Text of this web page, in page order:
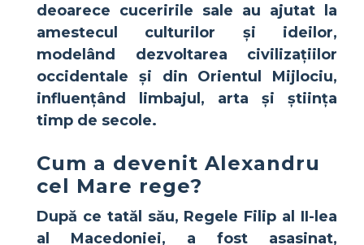
deoarece cuceririle sale au ajutat la
amestecul culturilor și ideilor,
modelând dezvoltarea civilizațiilor
occidentale și din Orientul Mijlociu,
influențând limbajul, arta și știința
timp de secole.
Cum a devenit Alexandru
cel Mare rege?
După ce tatăl său, Regele Filip al II-lea
al Macedoniei, a fost asasinat,